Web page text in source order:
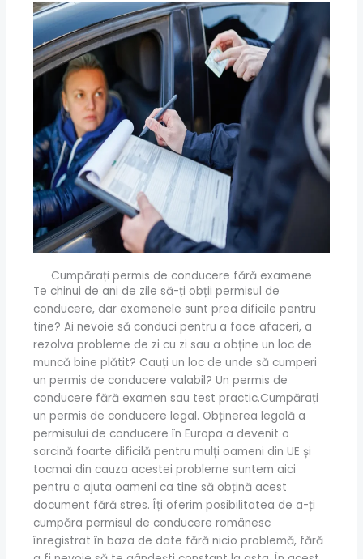
Cumpărați permis de conducere fără examene
Te chinui de ani de zile să-ți obții permisul de
conducere, dar examenele sunt prea dificile pentru
tine? Ai nevoie să conduci pentru a face afaceri, a
rezolva probleme de zi cu zi sau a obține un loc de
muncă bine plătit? Cauți un loc de unde să cumperi
un permis de conducere valabil? Un permis de
conducere fără examen sau test practic.Cumpărați
un permis de conducere legal. Obținerea legală a
permisului de conducere în Europa a devenit o
sarcină foarte dificilă pentru mulți oameni din UE și
tocmai din cauza acestei probleme suntem aici
pentru a ajuta oameni ca tine să obțină acest
document fără stres. Îți oferim posibilitatea de a-ți
cumpăra permisul de conducere românesc
înregistrat în baza de date fără nicio problemă, fără